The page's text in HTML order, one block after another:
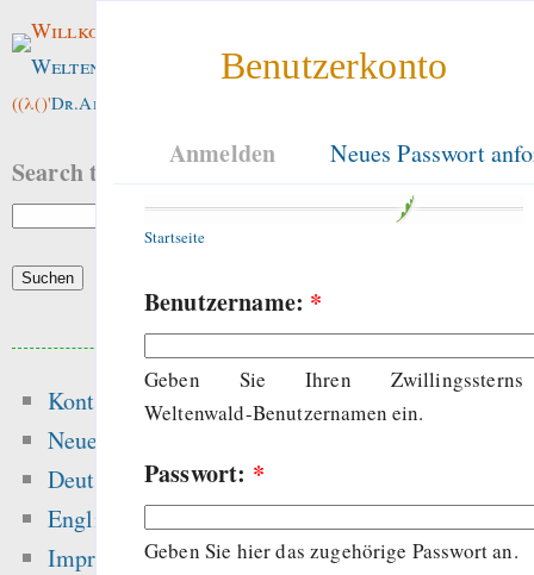
Benutzerkonto
Anmelden Neues Passwort
Startseite
Benutzername: *
Geben Sie Ihren Zwillingssterns
Weltenwald-Benutzernamen ein.
Passwort: *
Geben Sie hier das zugehörige Passwort an.
Willkommen im
Weltenwald
((λ()'Dr.ArneBab
Search this site:
Kontakt
Neue Inhalte
Deutsch
English
Impressum
Beliebte Inhalte
Heute:
Die
Diebstahl